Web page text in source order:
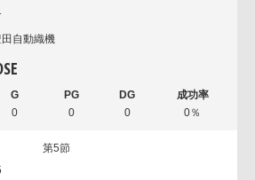
田自動織機
0 0 0 0％
第5節